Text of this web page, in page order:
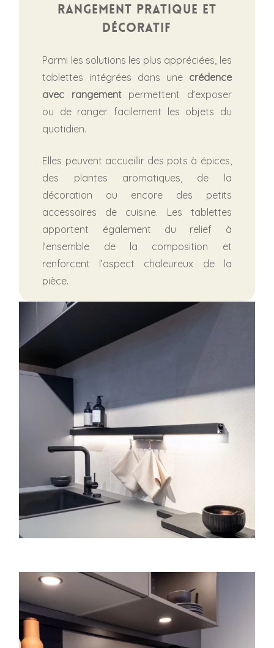
rangement pratique et
décoratif
Parmi les solutions les plus appréciées, les
tablettes intégrées dans une crédence
avec rangementpermettent d’exposer
ou de ranger facilement les objets du
quotidien.
Elles peuvent accueillir des pots à épices,
des plantes aromatiques, de la
décoration ou encore des petits
accessoires de cuisine. Les tablettes
apportent également du relief à
l’ensemble de la composition et
renforcent l’aspect chaleureux de la
pièce.